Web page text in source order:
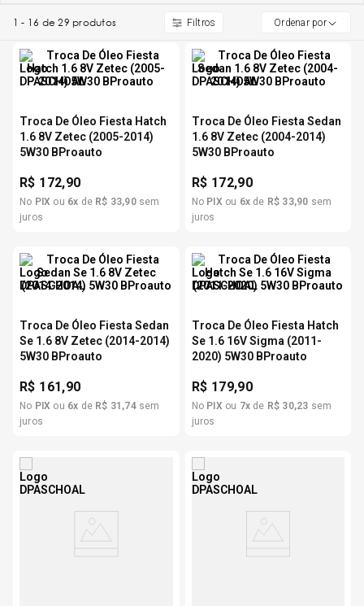
1 - 16 de29 produtos Ordenar por
Troca De Óleo Fiesta Hatch
1.6 8V Zetec (2005-2014)
5W30 BProauto
R$ 172,90
No PIX ou 6x de R$ 33,90sem
juros
Troca De Óleo Fiesta Sedan
1.6 8V Zetec (2004-2014)
5W30 BProauto
R$ 172,90
No PIX ou 6xde R$ 33,90 sem
juros
Troca De Óleo Fiesta Sedan
Se 1.6 8V Zetec (2014-2014)
5W30 BProauto
R$ 161,90
No PIX ou 6x de R$ 31 ,74sem
juros
Troca De Óleo Fiesta Hatch
Se 1.6 16V Sigma (2011-
2020) 5W30 BProauto
R$ 179,90
No PIX ou 7xde R$ 30,23 sem
juros
5º Kit 4 Pneu Xbri Aro 13
6º 175 70r14
7º 185 65r15
10º Pneu